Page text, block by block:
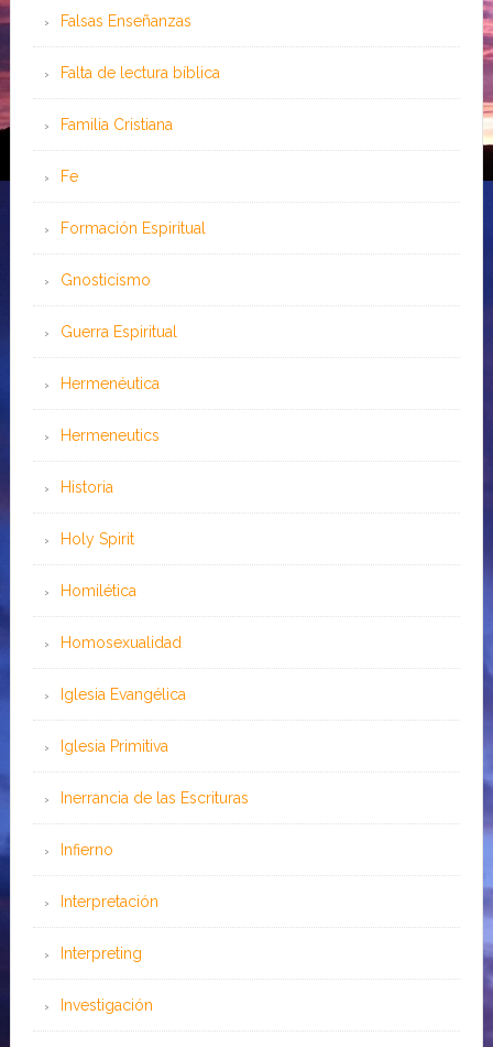
Falsas Enseñanzas
Falta de lectura bíblica
Familia Cristiana
Fe
Formación Espiritual
Gnosticismo
Guerra Espiritual
Hermenéutica
Hermeneutics
Historia
Holy Spirit
Homilética
Homosexualidad
Iglesia Evangélica
Iglesia Primitiva
Inerrancia de las Escrituras
Infierno
Interpretación
Interpreting
Investigación